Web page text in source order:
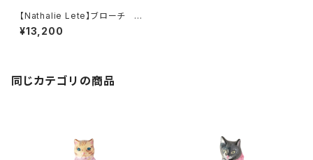
【Nathalie Lete】ブローチ T
abby cat
¥13,200
同じカテゴリの商品